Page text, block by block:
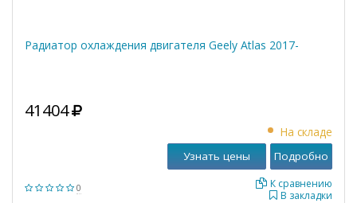
Радиатор охлаждения двигателя Geely Atlas 2017-
0
41404
На складе
В закладки
К сравнению
Узнать цены Подробно